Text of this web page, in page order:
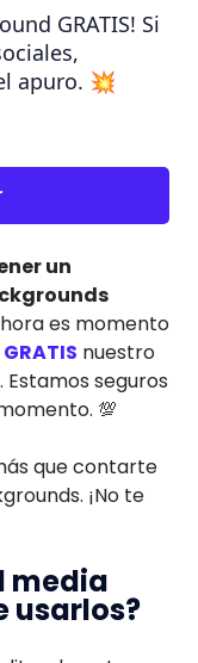
GRATIS! Si
apuro. 💥
un
es momento
nuestro
seguros
💯
que contarte
¡No te
media
usarlos?